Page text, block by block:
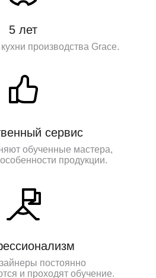
5 лет
производства Grace.
сервис
обученные мастера,
продукции.
постоянно
и проходят обучение.